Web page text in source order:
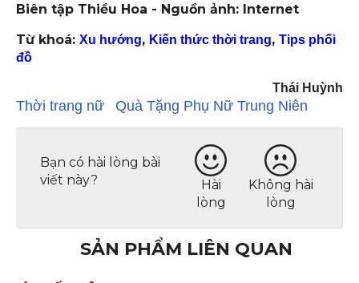
Biên tập Thiều Hoa - Nguồn ảnh: Internet
Từ khoá: Xu hướng, Kiến thức thời trang, Tips phối
đồ
Thái Huỳnh
Thời trang nữ Quà Tặng Phụ Nữ Trung Niên
Bạn có hài lòng bài
viết này?
Hài
lòng
Không hài
lòng
SẢN PHẨM LIÊN QUAN